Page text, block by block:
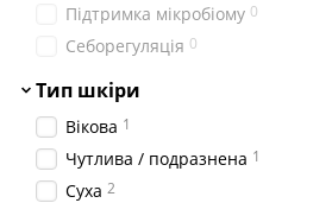
Usolab 0
Підтримка мікробіому 0
Себорегуляція 0
Тип шкіри
Вікова 1
Чутлива / подразнена 1
Суха 2